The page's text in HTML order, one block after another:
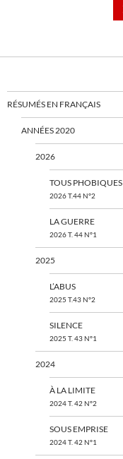
RÉSUMÉS EN FRANÇAIS
ANNÉES 2020
2026
TOUS PHOBIQUES
2026 T.44 N°2
LA GUERRE
2026 T. 44 N°1
2025
L’ABUS
2025 T.43 N°2
SILENCE
2025 T. 43 N°1
2024
À LA LIMITE
2024 T. 42 N°2
SOUS EMPRISE
2024 T. 42 N°1